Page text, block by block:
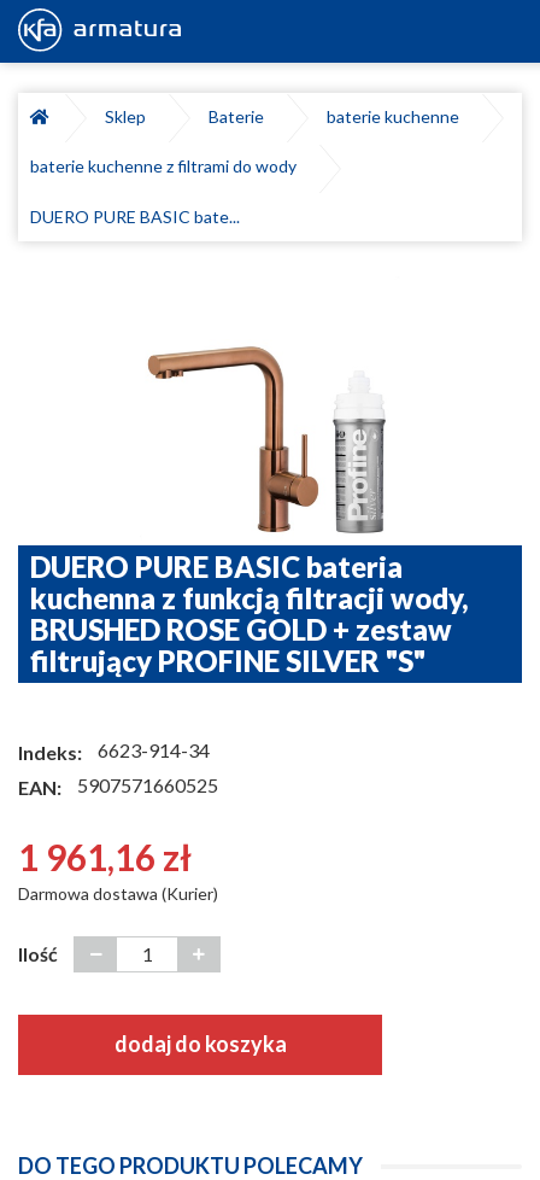
Sklep Baterie baterie kuchenne
baterie kuchenne z filtrami do wody
DUERO PURE BASIC bate...
DUERO PURE BASIC bateria
kuchenna z funkcją filtracji wody,
BRUSHED ROSE GOLD + zestaw
filtrujący PROFINE SILVER "S"
Indeks:
6623-914-34
EAN:
5907571660525
1 961,16 zł
Darmowa dostawa (Kurier)
Ilość
dodaj do koszyka
DO TEGO PRODUKTU POLECAMY